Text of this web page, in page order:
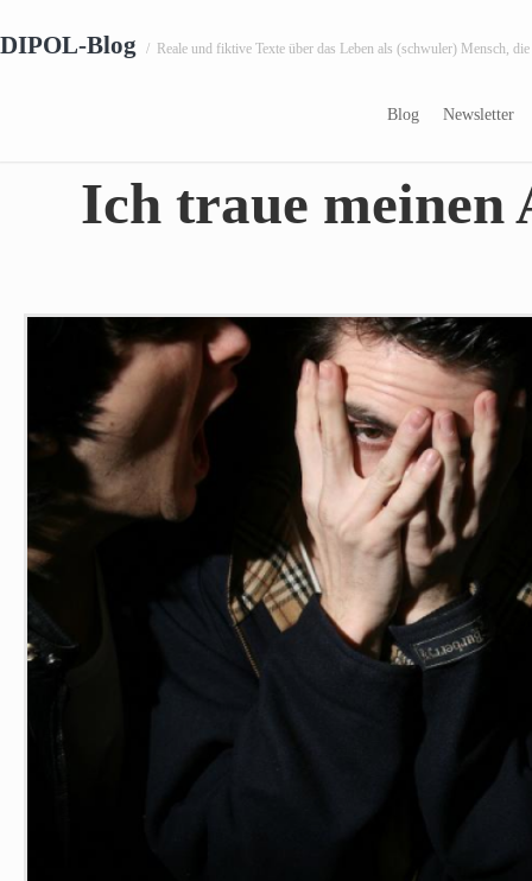
DIPOL-Blog / Reale und fiktive Texte über das Leben als (schwuler) Mensch,
Blog Newsletter
02.08.2011
Ich traue meinen